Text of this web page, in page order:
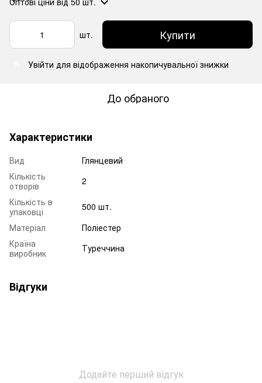
шт. Купити
Увійти для відображення накопичувальної знижки
До обраного
Характеристики
Вид
Глянцевий
Кількість
отворів
2
Кількість в
упаковці
500 шт.
Матеріал
Поліестер
Країна
виробник
Туреччина
Відгуки
Додайте перший відгук